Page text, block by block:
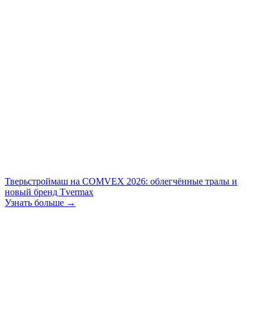
Тверьстроймаш на COMVEX 2026: облегчённые тралы и
новый бренд Tvermax
Узнать больше →